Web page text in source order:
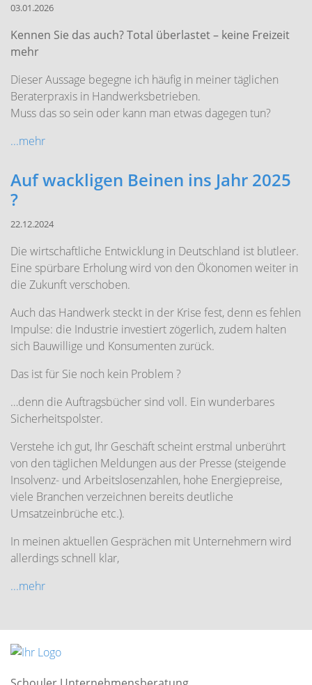
03.01.2026
Kennen Sie das auch? Total überlastet – keine Freizeit
mehr
Dieser Aussage begegne ich häufig in meiner täglichen
Beraterpraxis in Handwerksbetrieben.
Muss das so sein oder kann man etwas dagegen tun?
...mehr
Auf wackligen Beinen ins Jahr 2025
?
22.12.2024
Die wirtschaftliche Entwicklung in Deutschland ist blutleer.
Eine spürbare Erholung wird von den Ökonomen weiter in
die Zukunft verschoben.
Auch das Handwerk steckt in der Krise fest, denn es fehlen
Impulse: die Industrie investiert zögerlich, zudem halten
sich Bauwillige und Konsumenten zurück.
Das ist für Sie noch kein Problem ?
…denn die Auftragsbücher sind voll. Ein wunderbares
Sicherheitspolster.
Verstehe ich gut, Ihr Geschäft scheint erstmal unberührt
von den täglichen Meldungen aus der Presse (steigende
Insolvenz- und Arbeitslosenzahlen, hohe Energiepreise,
viele Branchen verzeichnen bereits deutliche
Umsatzeinbrüche etc.).
In meinen aktuellen Gesprächen mit Unternehmern wird
allerdings schnell klar,
...mehr